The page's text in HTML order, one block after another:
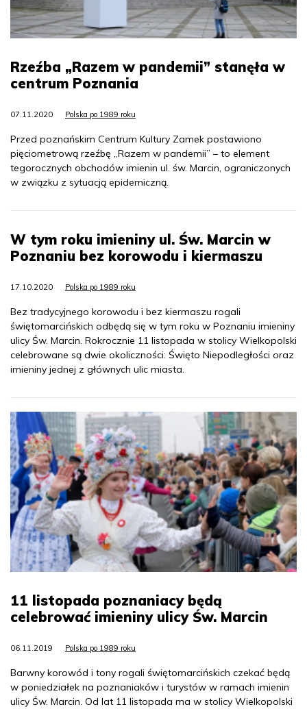
Rzeźba „Razem w pandemii” stanęła w
centrum Poznania
07.11.2020 Polska po 1989 roku
Przed poznańskim Centrum Kultury Zamek postawiono
pięciometrową rzeźbę „Razem w pandemii” – to element
tegorocznych obchodów imienin ul. św. Marcin, ograniczonych
w związku z sytuacją epidemiczną.
W tym roku imieniny ul. Św. Marcin w
Poznaniu bez korowodu i kiermaszu
17.10.2020 Polska po 1989 roku
Bez tradycyjnego korowodu i bez kiermaszu rogali
świętomarcińskich odbędą się w tym roku w Poznaniu imieniny
ulicy Św. Marcin. Rokrocznie 11 listopada w stolicy Wielkopolski
celebrowane są dwie okoliczności: Święto Niepodległości oraz
imieniny jednej z głównych ulic miasta.
11 listopada poznaniacy będą
celebrować imieniny ulicy Św. Marcin
06.11.2019 Polska po 1989 roku
Barwny korowód i tony rogali świętomarcińskich czekać będą
w poniedziałek na poznaniaków i turystów w ramach imienin
ulicy Św. Marcin. Od lat 11 listopada ma w stolicy Wielkopolski